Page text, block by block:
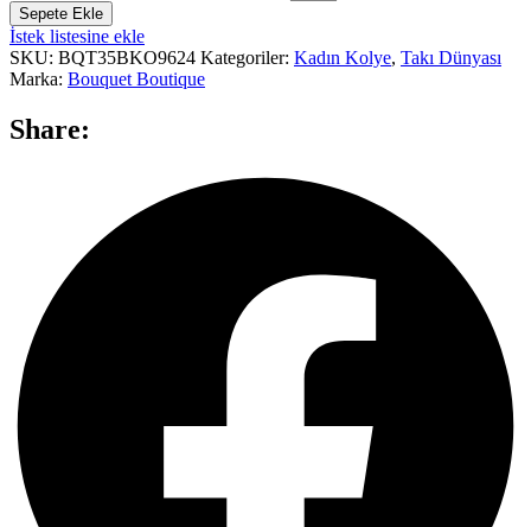
Sepete Ekle
İstek listesine ekle
SKU: BQT35BKO9624 Kategoriler: Kadın Kolye, Takı Dünyası
Marka: Bouquet Boutique
Share: